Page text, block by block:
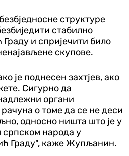
структуре
стабилно
и спријечити било
скупове.
је поднесен захтјев, ако
Сигурно да
органи
о томе да се не деси
односно ништа што је у
народа у
Граду", каже Жупљанин.